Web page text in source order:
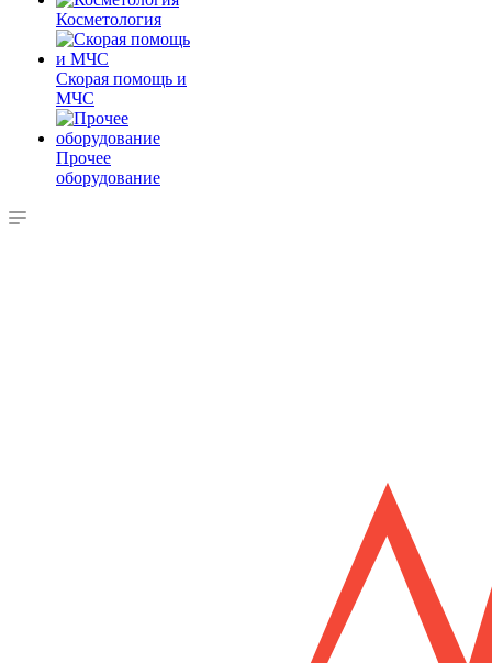
Косметология
Скорая помощь и
МЧС
Прочее
оборудование